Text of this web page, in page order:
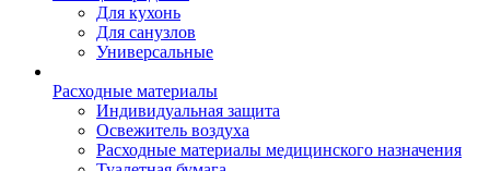
Для кухонь
Для санузлов
Универсальные
Расходные материалы
Индивидуальная защита
Освежитель воздуха
Расходные материалы медицинского назначения